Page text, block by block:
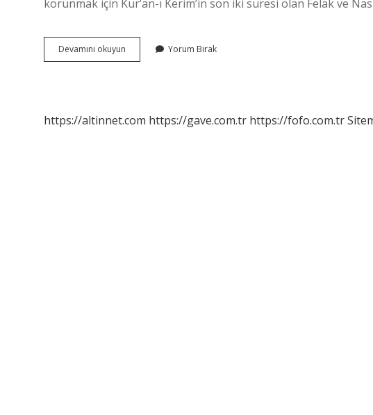
korunmak için Kur’an-ı Kerim’in son iki suresi olan Felak ve
Devamını okuyun
Ve
Mu
Yorum Bırak
https://altinnet.com https://gave.com.tr https://fofo.com.tr